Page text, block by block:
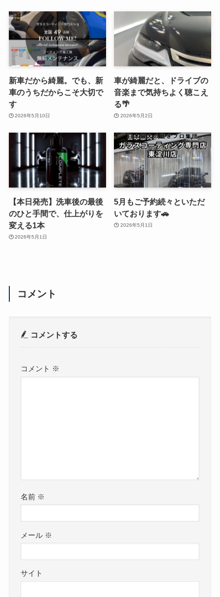
新車だから綺麗。でも、新
車のうちだからこそ大切で
す
2026年5月10日
車が綺麗だと、ドライブの
音楽まで気持ちよく聴こえ
る🌴
2026年5月2日
【本日発売】洗車後の最後
のひと手間で、仕上がりを
変える1本
2026年5月1日
5月もご予約続々といただ
いております🚗
2026年5月1日
コメント
コメントする
コメント ※
名前 ※
メール ※
サイト